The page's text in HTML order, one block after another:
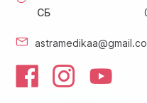
СБ